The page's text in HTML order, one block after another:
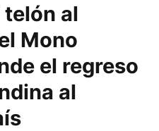
telón al
Mono
el regreso
al